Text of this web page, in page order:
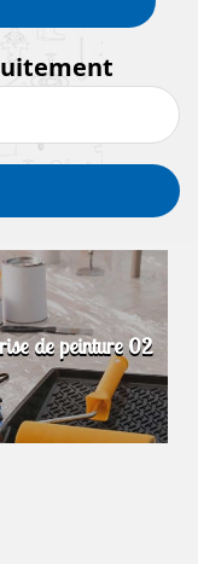
de peinture 02